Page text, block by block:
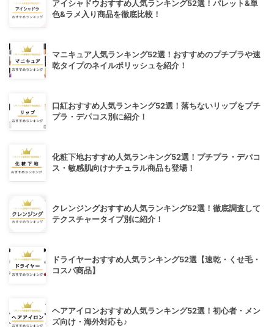
アイシャドウおすすめ人気ランキング52選！パレット&単
色&ラメ入り商品を徹底比較！
マニキュア人気ランキング52選！おすすめのプチプラや速
乾タイプのネイルポリッシュを紹介！
口紅おすすめ人気ランキング52選！落ちないリップをプチ
プラ・デパコス別に紹介！
化粧下地おすすめ人気ランキング52選！プチプラ・デパコ
ス・敏感肌向けナチュラル商品も登場！
クレンジングおすすめ人気ランキング52選！徹底調査して
テクスチャータイプ別に紹介！
ドライヤーおすすめ人気ランキング52選【速乾・くせ毛・
コスパ商品】
ヘアアイロンおすすめ人気ランキング52選！初心者・メン
ズ向け・海外対応も♪